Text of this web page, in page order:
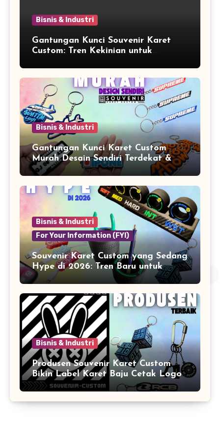
Bisnis & Industri
Gantungan Kunci Souvenir Karet
Custom: Tren Kekinian untuk
Bisnis & Industri
Gantungan Kunci Karet Custom
Murah Desain Sendiri Terdekat &
Berkualitas
Bisnis & Industri
For Your Information (FYI)
Souvenir Karet Custom yang Sedang
Hype di 2026: Tren Baru untuk
Branding & Lifestyle
Bisnis & Industri
Produsen Souvenir Karet Custom
Bikin Label Karet Baju Cetak Logo
Karet Sintetis